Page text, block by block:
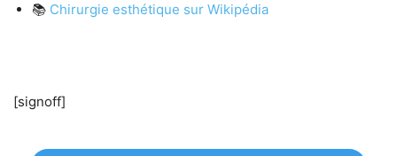
📚 Chirurgie esthétique sur Wikipédia
[signoff]